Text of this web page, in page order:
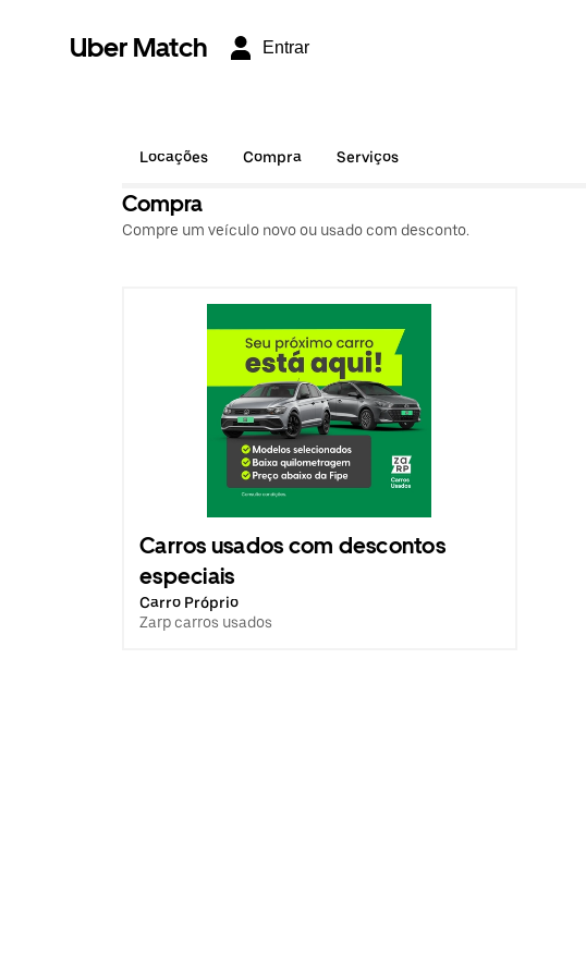
Uber Match Entrar
Locações Compra Serviços
Compra
Compre um veículo novo ou usado com desconto.
Carros usados com descontos
especiais
Carro Próprio
Zarp carros usados